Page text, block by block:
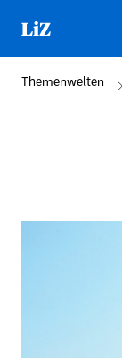
Themenwelten